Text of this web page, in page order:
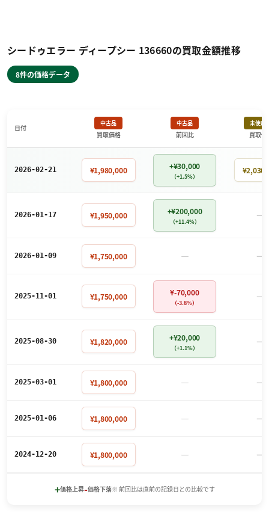
シードゥエラー ディープシー 136660の買取金額推移
8件の価格データ
日付
中古品
買取価格
中古品
前回比
未使用
買取価
2026-02-21 ¥1,980,000 +¥30,000
（+1.5%）
2026-01-17 ¥1,950,000 +¥200,000
（+11.4%） －
2026-01-09 ¥1,750,000 － －
2025-11-01 ¥1,750,000 ¥-70,000
（-3.8%） －
2025-08-30 ¥1,820,000 +¥20,000
（+1.1%） －
2025-03-01 ¥1,800,000 － －
2025-01-06 ¥1,800,000 － －
2024-12-20 ¥1,800,000 － －
+価格上昇-価格下落※ 前回比は直前の記録日との比較です